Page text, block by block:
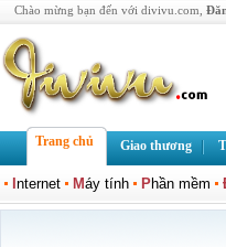
Chào mừng bạn đến với divivu.com,
Trang chủ Giao thương
nternet Máy tính Phần mềm